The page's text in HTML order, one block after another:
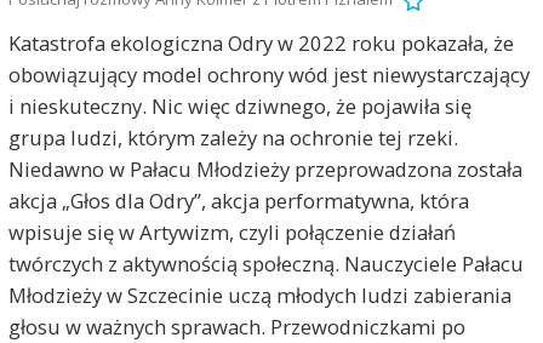
Katastrofa ekologiczna Odry w 2022 roku pokazała, że
obowiązujący model ochrony wód jest niewystarczający
i nieskuteczny. Nic więc dziwnego, że pojawiła się
grupa ludzi, którym zależy na ochronie tej rzeki.
Niedawno w Pałacu Młodzieży przeprowadzona została
akcja „Głos dla Odry”, akcja performatywna, która
wpisuje się w Artywizm, czyli połączenie działań
twórczych z aktywnością społeczną. Nauczyciele Pałacu
Młodzieży w Szczecinie uczą młodych ludzi zabierania
głosu w ważnych sprawach. Przewodniczkami po